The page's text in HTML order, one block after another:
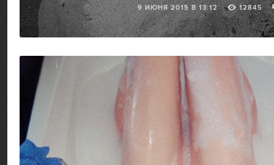
9 ИЮНЯ 2015 В 13:12 12845